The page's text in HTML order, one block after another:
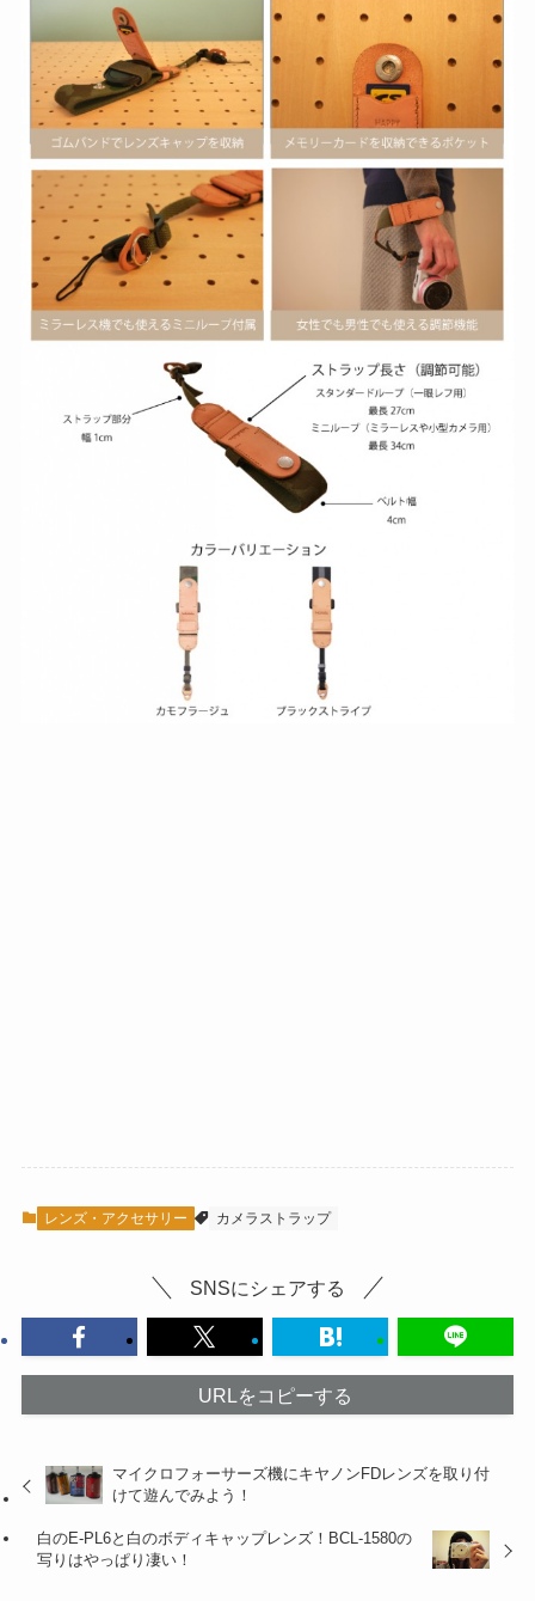
レンズ・アクセサリー カメラストラップ
SNSにシェアする
URLをコピーする
マイクロフォーサーズ機にキヤノンFDレンズを取り付
けて遊んでみよう！
白のE-PL6と白のボディキャップレンズ！BCL-1580の
写りはやっぱり凄い！